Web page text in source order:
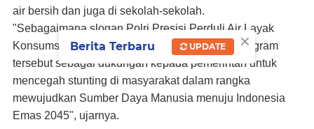
air bersih dan juga di sekolah-sekolah.
"Sebagaimana slogan Polri Presisi Perduli Air Layak
Konsumsi, kita akan senantiasa melanjutkan program
tersebut sebagai dukungan kepada pemerintah untuk
mencegah stunting di masyarakat dalam rangka
mewujudkan Sumber Daya Manusia menuju Indonesia
Emas 2045", ujarnya.
×
Berita Terbaru UPDATE